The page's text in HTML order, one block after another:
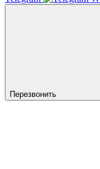
Перезвонить